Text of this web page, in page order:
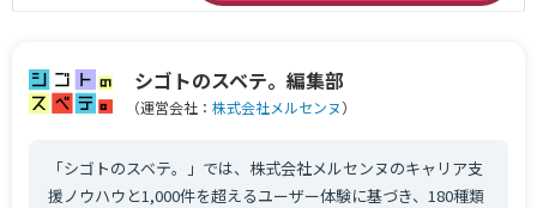
シゴトのスベテ。編集部
（運営会社： 株式会社メルセンヌ）
「シゴトのスベテ。」では、株式会社メルセンヌのキャリア支
援ノウハウと1,000件を超えるユーザー体験に基づき、180種類